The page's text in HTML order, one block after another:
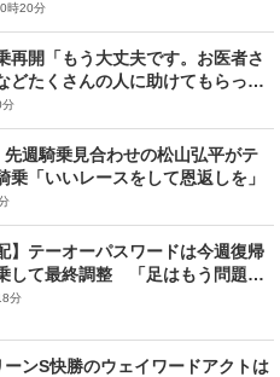
時20分
再開「もう大丈夫です。お医者さ
どたくさんの人に助けてもらった1
先週騎乗見合わせの松山弘平がテ
乗「いいレースをして恩返しを」
】テーオーパスワードは今週復帰
して最終調整 「足はもう問題あ
分
ーンS快勝のウェイワードアクトは